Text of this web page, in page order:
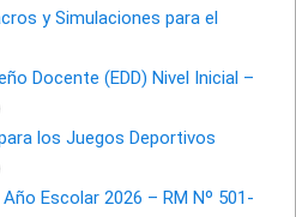
y Simulaciones para el
Docente (EDD) Nivel Inicial –
los Juegos Deportivos
Escolar 2026 – RM Nº 501-